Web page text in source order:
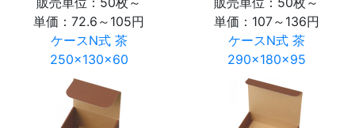
単価： 72.6～105円
ケースN式 茶
250×130×60
単価： 107～136円
ケースN式 茶
290×180×95